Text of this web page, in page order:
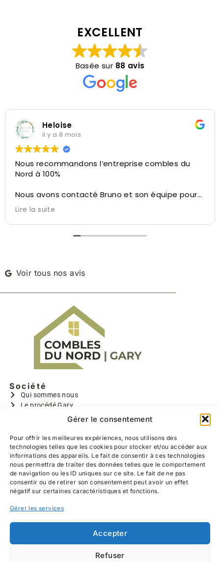
Gérer le consentement
Pour offrir les meilleures expériences, nous utilisons des
technologies telles que les cookies pour stocker et/ou accéder aux
informations des appareils. Le fait de consentir à ces technologies
nous permettra de traiter des données telles que le comportement
de navigation ou les ID uniques sur ce site. Le fait de ne pas
consentir ou de retirer son consentement peut avoir un effet
négatif sur certaines caractéristiques et fonctions.
Gérer les services
Accepter
Refuser
EXCELLENT
Basée sur 88 avis
Heloise
il y a 8 mois
Nous recommandons l’entreprise combles du
Nord à 100%
Nous avons contacté Bruno et son équipe pour
la réalisation de l’aménagement de nos
combles.
Bruno a su nous conseiller et nous diriger sur ce
qu’il été possible de faire avec l’espace dédié,
d’espace.
réalisé par leur soin à côté de chez nous afin de
nous réconforter dans notre décision.
De plus, ils ont effectués un travail de qualité,
nous avons pu choisir l’ensemble des réalisations
(emplacements des prises et interrupteurs, la
taille des chambres, la couleur du parquet,
l’ensemble de l’escalier, l’emplacement des
velux..) toujours sous leurs bons conseils
discrets, ponctuels, très rapide et travaillent
poussière dans notre salon, lavage du sol
chaque soir avant leur départ)
Nous les recommandons à 100%, allez y les yeux
fermés, nous sommes heureux du travail
effectué.
Lire la suite
Voir tous nos avis
Société
Qui sommes nous
Le procédé Gary
GARYTRADY
Informations
Aides à la rénovation
Devis gratuit
Contact
Réalisations
639 Hameau de Belzanois